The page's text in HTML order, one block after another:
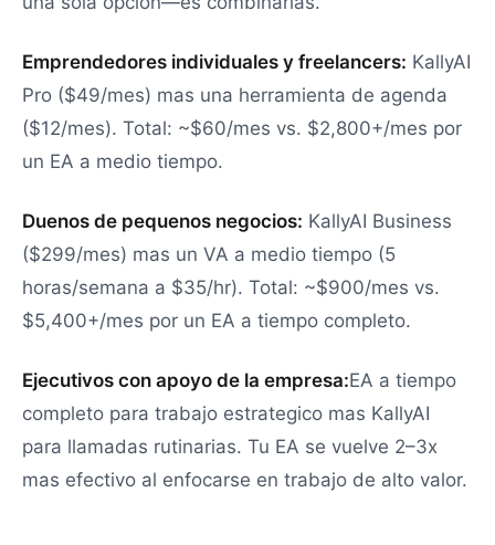
Emprendedores individuales y freelancers: KallyAI
Pro ($49/mes) mas una herramienta de agenda
($12/mes). Total: ~$60/mes vs. $2,800+/mes por
un EA a medio tiempo.
Duenos de pequenos negocios: KallyAI Business
($299/mes) mas un VA a medio tiempo (5
horas/semana a $35/hr). Total: ~$900/mes vs.
$5,400+/mes por un EA a tiempo completo.
Ejecutivos con apoyo de la empresa:EA a tiempo
completo para trabajo estrategico mas KallyAI
para llamadas rutinarias. Tu EA se vuelve 2–3x
mas efectivo al enfocarse en trabajo de alto valor.